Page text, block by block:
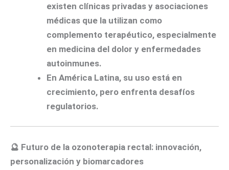
existen clínicas privadas y asociaciones
médicas que la utilizan como
complemento terapéutico, especialmente
en medicina del dolor y enfermedades
autoinmunes.
En América Latina, su uso está en
crecimiento, pero enfrenta desafíos
regulatorios.
🔮 Futuro de la ozonoterapia rectal: innovación,
personalización y biomarcadores